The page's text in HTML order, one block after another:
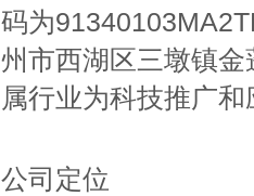
码为
州市西湖区三墩镇
属行业为科技推广和
公司定位